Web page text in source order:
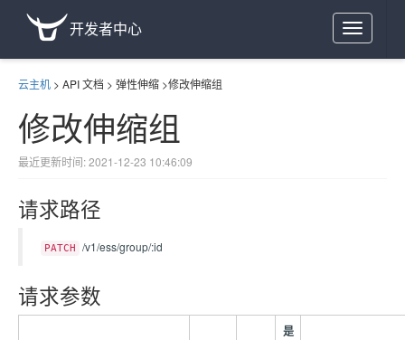
Toggle
navigation
开发者中心
云主机 > API 文档 > 弹性伸缩 >修改伸缩组
修改伸缩组
最近更新时间: 2021-12-23 10:46:09
请求路径
PATCH /v1/ess/group/:id
请求参数
是